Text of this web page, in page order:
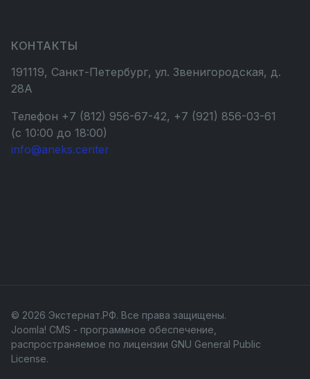
КОНТАКТЫ
191119, Санкт-Петербург, ул. Звенигородская, д.
28А
Телефон +7 (812) 956-67-42, +7 (921) 856-03-61
(с 10:00 до 18:00)
info@aneks.center
© 2026 Экстернат.РФ. Все права защищены.
Joomla! CMS - программное обеспечение,
распространяемое по лицензии GNU General Public
License.